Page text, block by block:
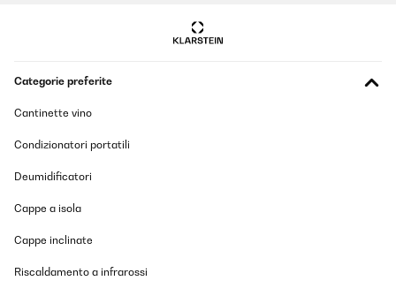
Categorie preferite
Cantinette vino
Condizionatori portatili
Deumidificatori
Cappe a isola
Cappe inclinate
Riscaldamento a infrarossi